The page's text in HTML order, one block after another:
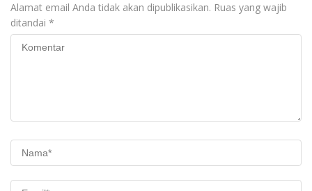
Alamat email Anda tidak akan dipublikasikan. Ruas yang wajib
ditandai *